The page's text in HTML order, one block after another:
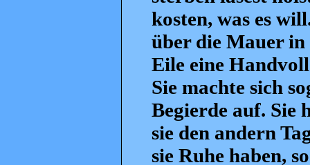
kosten, was es
über die Mauer
Eile eine
Sie machte sich
Begierde auf. Sie
sie den andern
sie Ruhe haben,